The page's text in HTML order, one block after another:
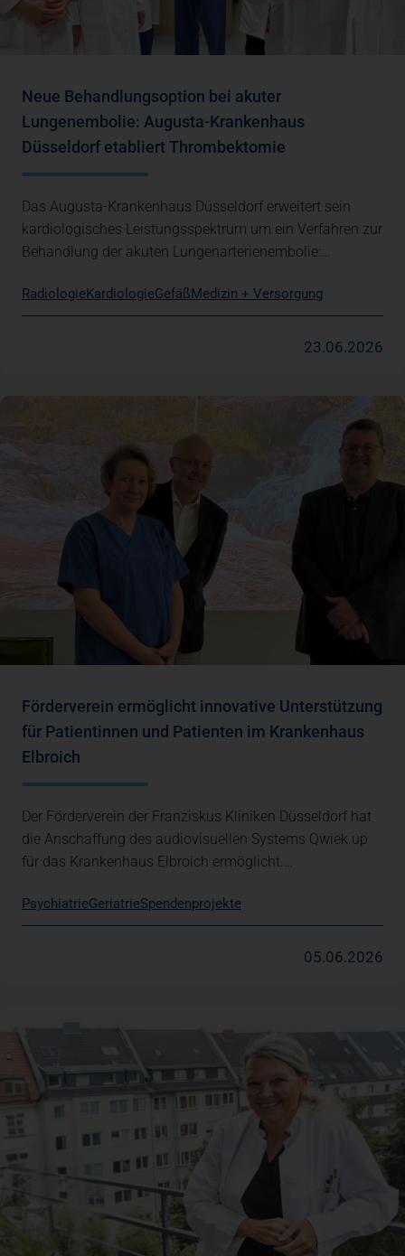
Neue Behandlungsoption bei akuter
Lungenembolie: Augusta-Krankenhaus
Düsseldorf etabliert Thrombektomie
Das Augusta-Krankenhaus Düsseldorf erweitert sein
kardiologisches Leistungsspektrum um ein Verfahren zur
Behandlung der akuten Lungenarterienembolie:…
RadiologieKardiologieGefäßMedizin + Versorgung
23.06.2026
Förderverein ermöglicht innovative Unterstützung
für Patientinnen und Patienten im Krankenhaus
Elbroich
Der Förderverein der Franziskus Kliniken Düsseldorf hat
die Anschaffung des audiovisuellen Systems Qwiek.up
für das Krankenhaus Elbroich ermöglicht.…
PsychiatrieGeriatrieSpendenprojekte
05.06.2026